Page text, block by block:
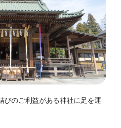
びのご利益がある神社に足を運